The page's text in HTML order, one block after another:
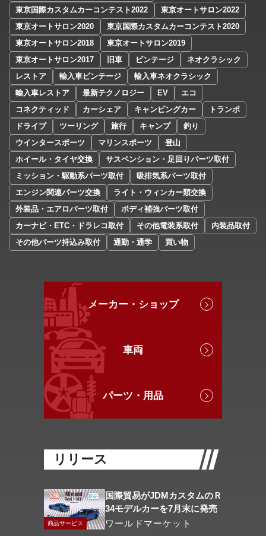
東京国際カスタムカーコンテスト2022
東京オートサロン2022
東京オートサロン2020
東京国際カスタムカーコンテスト2020
東京オートサロン2018
東京オートサロン2019
東京オートサロン2017
旧車 ビンテージ
ネオクラシック
レストア
輸入車ビンテージ
輸入車ネオクラシック
輸入車レストア
最新テクノロジー EV
エコ
コネクティッド
カーシェア キャンピングカー
トランポ
ドライブ
ツーリング 旅行 キャンプ
釣り
ウインタースポーツ
マリンスポーツ
登山
ホイール・タイヤ交換
サスペンション・足回りパーツ取付
ミッション・駆動系パーツ取付
吸排気系パーツ取付
エンジン関連パーツ交換
ライト・ウィンカー類交換
外装品・エアロパーツ取付
ボディ補強パーツ取付
カーナビ・ETC・ドラレコ取付
その他電装系取付
内装品取付
その他パーツ持込み取付
通勤・通学 買い物
メーカー・ショップ
車両
パーツ・用品
リリース
商品サービス
国際貿易がJDMカスタムのＲ
34モデルカーを7月末に発売
ワールドマーケット